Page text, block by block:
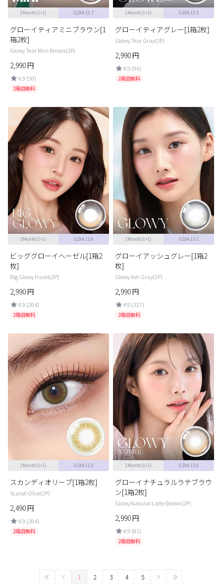
1Month(1+1) G.DIA 12.7
グローイティアミニブラウン[1
箱2枚]
Glowy Tear Mini Brown(2P)
2,990円
4.9 (50)
2箱目無料
1Month(1+1) G.DIA 13.3
グローイティアグレー[1箱2枚]
Glowy Tear Gray(2P)
2,990円
4.9 (96)
2箱目無料
1Month(1+1) G.DIA 13.6
ビッググローイヘーゼル[1箱2
枚]
Big Glowy Hazel(2P)
2,990円
4.9 (204)
2箱目無料
1Month(1+1) G.DIA 13.1
グローイアッシュグレー[1箱2
枚]
Glowy Ash Gray(2P)
2,990円
4.9 (327)
2箱目無料
1Month(1+1) G.DIA 11.9
スカンディオリーブ[1箱2枚]
Scandi Olive(2P)
2,490円
4.9 (284)
2箱目無料
1Month(1+1) G.DIA 13.0
グローイナチュラルラテブラウ
ン[1箱2枚]
Glowy Natural Latte Brown(2P)
2,990円
4.9 (81)
2箱目無料
1 2 3 4 5